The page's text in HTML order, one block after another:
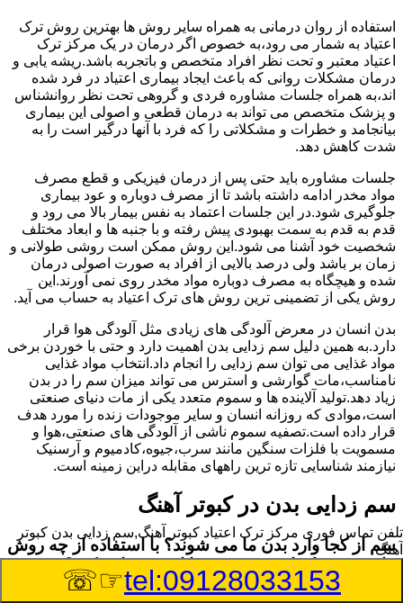
استفاده از روان درمانی به همراه سایر روش ها بهترین روش ترک
اعتیاد به شمار می رود،به خصوص اگر درمان در یک مرکز ترک
اعتیاد معتبر و تحت نظر افراد متخصص و باتجربه باشد.ریشه یابی و
درمان مشکلات روانی که باعث ایجاد بیماری اعتیاد در فرد شده
اند،به همراه جلسات مشاوره فردی و گروهی تحت نظر روانشناس
و پزشک متخصص می تواند به درمان قطعی و اصولی این بیماری
بیانجامد و خطرات و مشکلاتی را که فرد با آنها درگیر است را به
شدت کاهش دهد.
جلسات مشاوره باید حتی پس از درمان فیزیکی و قطع مصرف
مواد مخدر ادامه داشته باشد تا از مصرف دوباره و عود بیماری
جلوگیری شود.در این جلسات اعتماد به نفس بیمار بالا می رود و
قدم به قدم به سمت بهبودی پیش رفته و با جنبه ها و ابعاد مختلف
شخصیت خود آشنا می شود.این روش ممکن است روشی طولانی و
زمان بر باشد ولی درصد بالایی از افراد به صورت اصولی درمان
شده و هیچگاه به مصرف دوباره مواد مخدر روی نمی آورند.این
روش یکی از تضمینی ترین روش های ترک اعتیاد به حساب می آید.
بدن انسان در معرض آلودگی های زیادی مثل آلودگی هوا قرار
دارد.به همین دلیل سم زدایی بدن اهمیت دارد و حتی با خوردن برخی
مواد غذایی می توان سم زدایی را انجام داد.انتخاب مواد غذایی
نامناسب،مات گوارشی و استرس می تواند میزان سم را در بدن
زیاد دهد.تولید آلاینده ها و سموم متعدد یکی از مات دنیای صنعتی
است،موادی که روزانه انسان و سایر موجودات زنده را مورد هدف
قرار داده است.تصفیه سموم ناشی از آلودگی های صنعتی،هوا و
مسمویت با فلزات سنگین مانند سرب،جیوه،کادمیوم و آرسنیک
نیازمند شناسایی تازه ترین راههای مقابله دراین زمینه است.
سم زدایی بدن در کبوتر آهنگ
سم از کجا وارد بدن ما می شوند؟ با استفاده از چه روش
هایی می توان این سم مضر را از بدن خارج کرد؟
تلفن تماس فوری مرکز ترک اعتیاد کبوتر آهنگ,سم زدایی بدن کبوتر
آهنگ
tel:09128033153
☞☏